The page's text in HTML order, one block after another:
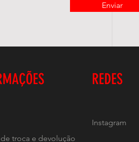
Enviar
REDES
troca e devolução
Instagram